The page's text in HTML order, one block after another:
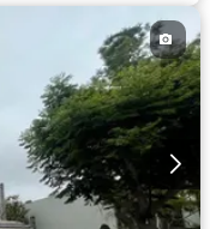
Jacuzzi
Agua
Vigilante
Gimnasio
por cable